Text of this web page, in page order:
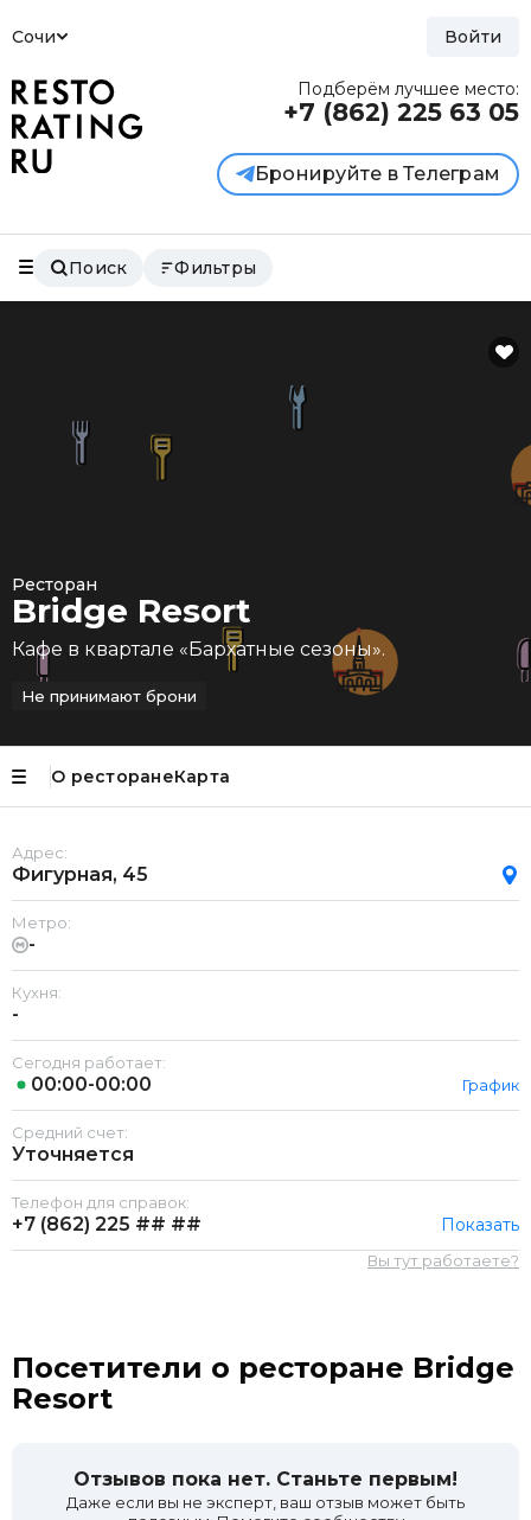
Сочи Войти
Подберём лучшее место:
+7 (862) 225 63 05
Бронируйте в Телеграм
Поиск Фильтры
Ресторан
Bridge Resort
Кафе в квартале «Бархатные сезоны».
Не принимают брони
О ресторанеКарта
Адрес:
Фигурная, 45
Метро:
-
Кухня:
-
Сегодня работает:
00:00-00:00 График
Средний счет:
Уточняется
Телефон для справок:
+7 (862) 225 ## ## Показать
Вы тут работаете?
Посетители о ресторане Bridge
Resort
Отзывов пока нет. Станьте первым!
Даже если вы не эксперт, ваш отзыв может быть